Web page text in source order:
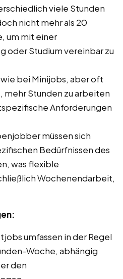
viele Stunden
nicht mehr als 20
um mit einer
oder Studium vereinbar zu
bei Minijobs, aber oft
Stunden zu arbeiten
Anforderungen
müssen sich
Bedürfnissen des
was flexible
Wochenendarbeit,
umfassen in der Regel
Woche, abhängig
den